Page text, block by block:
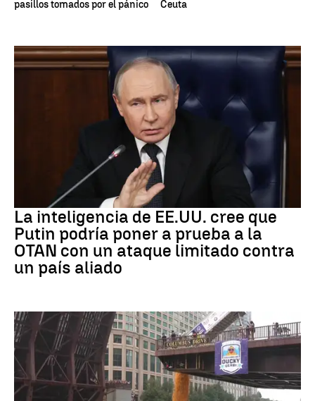
pasillos tomados por el pánico Ceuta
La inteligencia de EE.UU. cree que
Putin podría poner a prueba a la
OTAN con un ataque limitado contra
un país aliado